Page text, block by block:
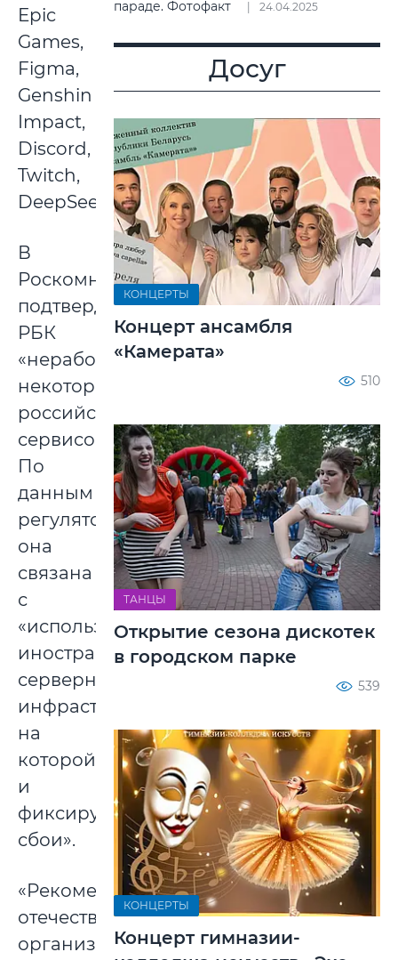
Epic
Games,
Figma,
Genshin
Impact,
Discord,
Twitch,
DeepSeek.
В
Роскомнадзоре
подтвердили
РБК
«неработоспособность
некоторых
российских
сервисов».
По
данным
регулятора,
она
связана
с
«использованием
иностранной
серверной
инфраструктуры,
на
которой
и
фиксируются
сбои».
«Рекомендуем
отечественным
организациям
параде. Фотофакт
24.04.2025
Досуг
КОНЦЕРТЫ
Концерт ансамбля
«Камерата»
510
ТАНЦЫ
Открытие сезона дискотек
в городском парке
539
КОНЦЕРТЫ
Концерт гимназии-